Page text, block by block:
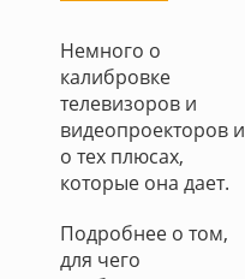
Немного о
калибровке
телевизоров и
видеопроекторов и
о тех плюсах,
которые она дает.
Подробнее о том,
для чего